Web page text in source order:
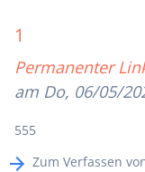
1
Permanenter
am Do, 06/05/
555
Zum Verfassen